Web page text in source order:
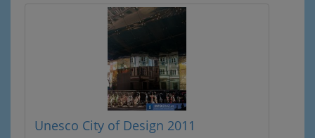
Unesco City of Design 2011